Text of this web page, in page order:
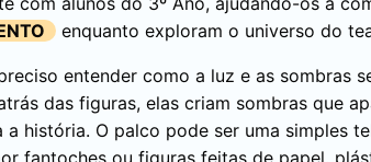
enquanto exploram o universo do
entender como a luz e as sombras
das figuras, elas criam sombras que
a história. O palco pode ser uma simples
fantoches ou figuras feitas de papel,